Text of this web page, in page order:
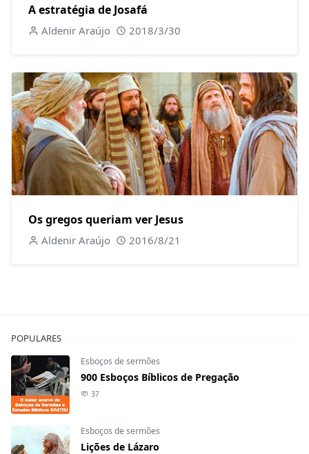
A estratégia de Josafá
Aldenir Araújo 2018/3/30
Os gregos queriam ver Jesus
Aldenir Araújo 2016/8/21
POPULARES
Esboços de sermões
900 Esboços Bíblicos de Pregação
37
Esboços de sermões
Lições de Lázaro